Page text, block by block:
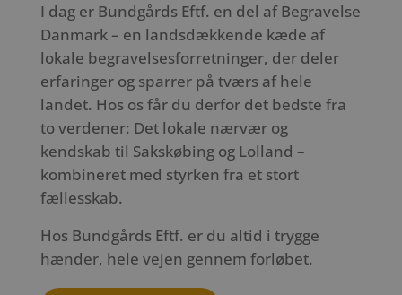
I dag er Bundgårds Eftf. en del af Begravelse
Danmark – en landsdækkende kæde af
lokale begravelsesforretninger, der deler
erfaringer og sparrer på tværs af hele
landet. Hos os får du derfor det bedste fra
to verdener: Det lokale nærvær og
kendskab til Sakskøbing og Lolland –
kombineret med styrken fra et stort
fællesskab.
Hos Bundgårds Eftf. er du altid i trygge
hænder, hele vejen gennem forløbet.